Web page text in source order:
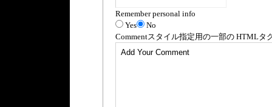
Remember personal info
Yes
No
Commentスタイル指定用の一部の HTMLタ